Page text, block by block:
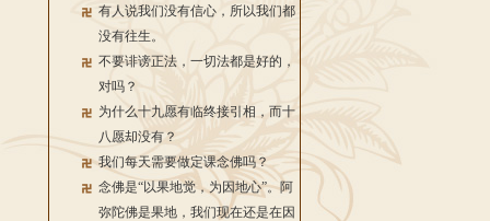
有人说我们没有信心，所以我们都
没有往生。
不要诽谤正法，一切法都是好的，
对吗？
为什么十九愿有临终接引相，而十
八愿却没有？
我们每天需要做定课念佛吗？
念佛是“以果地觉，为因地心”。阿
弥陀佛是果地，我们现在还是在因